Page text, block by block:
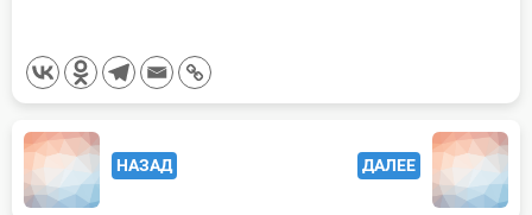
<span
class="nav-НАЗАД ДАЛЕЕ